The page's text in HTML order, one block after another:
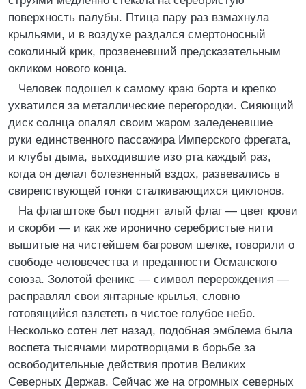
поверхность палубы. Птица пару раз взмахнула
крыльями, и в воздухе раздался смертоносный
соколиный крик, прозвеневший предсказательным
окликом нового конца.
Человек подошел к самому краю борта и крепко
ухватился за металлические перегородки. Сияющий
диск солнца опалял своим жаром заледеневшие
руки единственного пассажира Имперского фрегата,
и клубы дыма, выходившие изо рта каждый раз,
когда он делал болезненный вздох, развевались в
свирепствующей гонки сталкивающихся циклонов.
На флагштоке был поднят алый флаг — цвет крови
и скорби — и как же иронично серебристые нити
вышитые на чистейшем багровом шелке, говорили о
свободе человечества и преданности Османского
союза. Золотой феникс — символ перерождения —
расправлял свои янтарные крылья, словно
готовящийся взлететь в чистое голубое небо.
Несколько сотен лет назад, подобная эмблема была
воспета тысячами миротворцами в борьбе за
освободительные действия против Великих
Северных Держав. Сейчас же на огромных северных